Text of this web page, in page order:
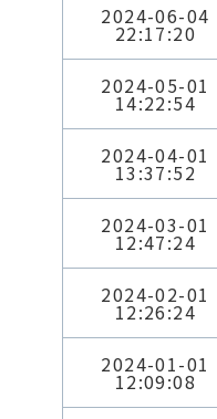
2024-06-04
22:17:20
2024-05-01
14:22:54
2024-04-01
13:37:52
2024-03-01
12:47:24
2024-02-01
12:26:24
2024-01-01
12:09:08